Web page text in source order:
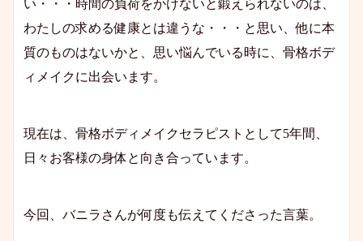
い・・・時間の負荷をかけないと鍛えられないのは、
わたしの求める健康とは違うな・・・と思い、他に本
質のものはないかと、思い悩んでいる時に、骨格ボデ
ィメイクに出会います。
現在は、骨格ボディメイクセラピストとして5年間、
日々お客様の身体と向き合っています。
今回、バニラさんが何度も伝えてくださった言葉。